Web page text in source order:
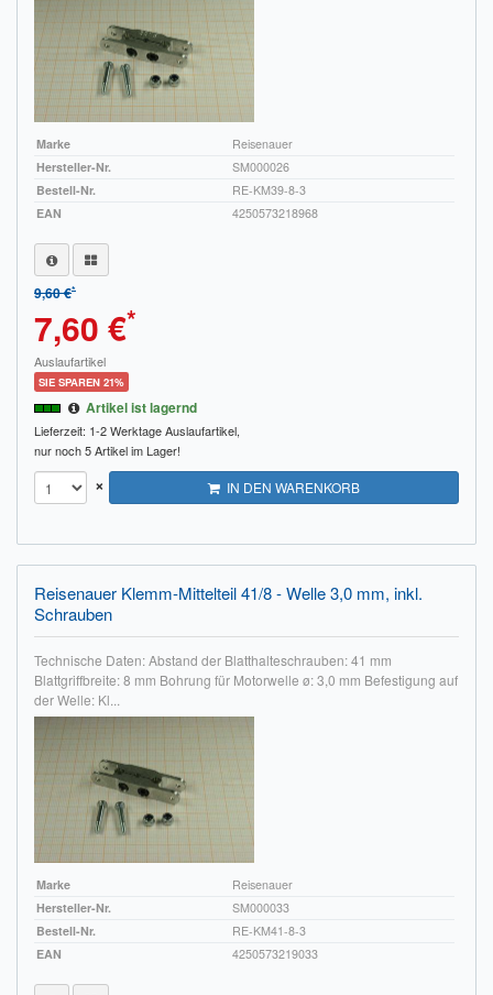
Marke
Reisenauer
Hersteller-Nr.
SM000026
Bestell-Nr.
RE-KM39-8-3
EAN
4250573218968
9,60 €*
7,60 €*
Auslaufartikel
SIE SPAREN 21%
Artikel ist lagernd
Lieferzeit: 1-2 WerktageAuslaufartikel,
nur noch 5 Artikel im Lager!
× IN DEN WARENKORB
Reisenauer Klemm-Mittelteil 41/8 - Welle 3,0 mm, inkl.
Schrauben
Technische Daten: Abstand der Blatthalteschrauben: 41 mm
Blattgriffbreite: 8 mm Bohrung für Motorwelle ø: 3,0 mm Befestigung auf
der Welle: Kl...
Marke
Reisenauer
Hersteller-Nr.
SM000033
Bestell-Nr.
RE-KM41-8-3
EAN
4250573219033